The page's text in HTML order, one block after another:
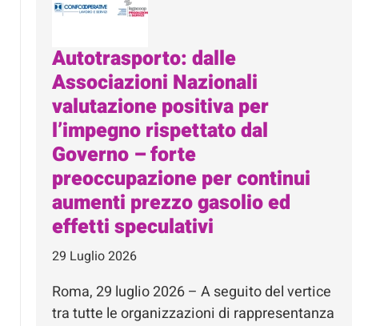
Autotrasporto: dalle
Associazioni Nazionali
valutazione positiva per
l’impegno rispettato dal
Governo – forte
preoccupazione per continui
aumenti prezzo gasolio ed
effetti speculativi
29 Luglio 2026
Roma, 29 luglio 2026 – A seguito del vertice
tra tutte le organizzazioni di rappresentanza